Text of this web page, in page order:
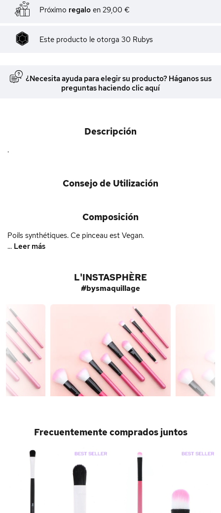
Próximo regalo en 29,00 €
Este producto le otorga 30 Rubys
¿Necesita ayuda para elegir su producto? Háganos sus
preguntas haciendo clic aquí
Descripción
.
Consejo de Utilización
Composición
Poils synthétiques. Ce pinceau est Vegan.
... Leer más
L'INSTASPHÈRE
#bysmaquillage
Frecuentemente comprados juntos